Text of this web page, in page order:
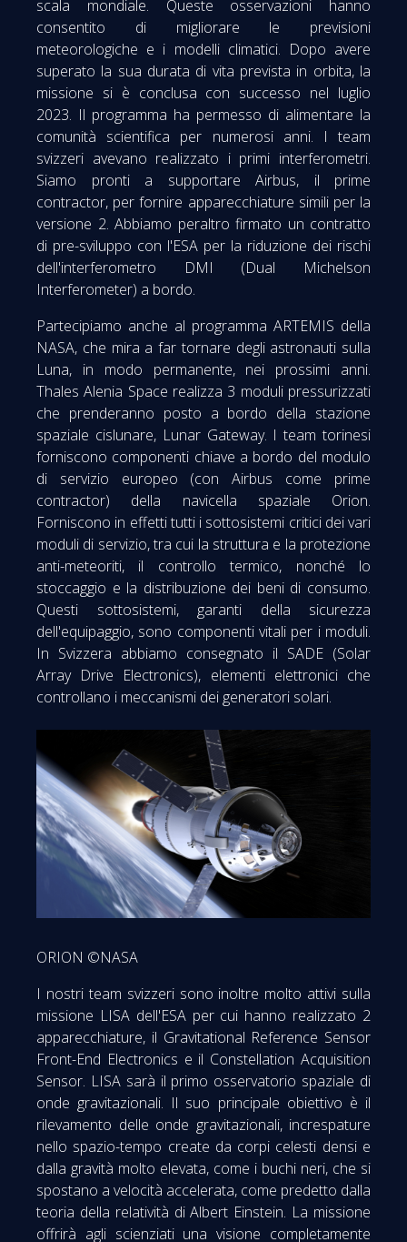
scala mondiale. Queste osservazioni hanno
consentito di migliorare le previsioni
meteorologiche e i modelli climatici. Dopo avere
superato la sua durata di vita prevista in orbita, la
missione si è conclusa con successo nel luglio
2023. Il programma ha permesso di alimentare la
comunità scientifica per numerosi anni. I team
svizzeri avevano realizzato i primi interferometri.
Siamo pronti a supportare Airbus, il prime
contractor, per fornire apparecchiature simili per la
versione 2. Abbiamo peraltro firmato un contratto
di pre-sviluppo con l'ESA per la riduzione dei rischi
dell'interferometro DMI (Dual Michelson
Interferometer) a bordo.
Partecipiamo anche al programma ARTEMIS della
NASA, che mira a far tornare degli astronauti sulla
Luna, in modo permanente, nei prossimi anni.
Thales Alenia Space realizza 3 moduli pressurizzati
che prenderanno posto a bordo della stazione
spaziale cislunare, Lunar Gateway. I team torinesi
forniscono componenti chiave a bordo del modulo
di servizio europeo (con Airbus come prime
contractor) della navicella spaziale Orion.
Forniscono in effetti tutti i sottosistemi critici dei vari
moduli di servizio, tra cui la struttura e la protezione
anti-meteoriti, il controllo termico, nonché lo
stoccaggio e la distribuzione dei beni di consumo.
Questi sottosistemi, garanti della sicurezza
dell'equipaggio, sono componenti vitali per i moduli.
In Svizzera abbiamo consegnato il SADE (Solar
Array Drive Electronics), elementi elettronici che
controllano i meccanismi dei generatori solari.
ORION ©NASA
I nostri team svizzeri sono inoltre molto attivi sulla
missione LISA dell'ESA per cui hanno realizzato 2
apparecchiature, il Gravitational Reference Sensor
Front-End Electronics e il Constellation Acquisition
Sensor. LISA sarà il primo osservatorio spaziale di
onde gravitazionali. Il suo principale obiettivo è il
rilevamento delle onde gravitazionali, increspature
nello spazio-tempo create da corpi celesti densi e
dalla gravità molto elevata, come i buchi neri, che si
spostano a velocità accelerata, come predetto dalla
teoria della relatività di Albert Einstein. La missione
offrirà agli scienziati una visione completamente